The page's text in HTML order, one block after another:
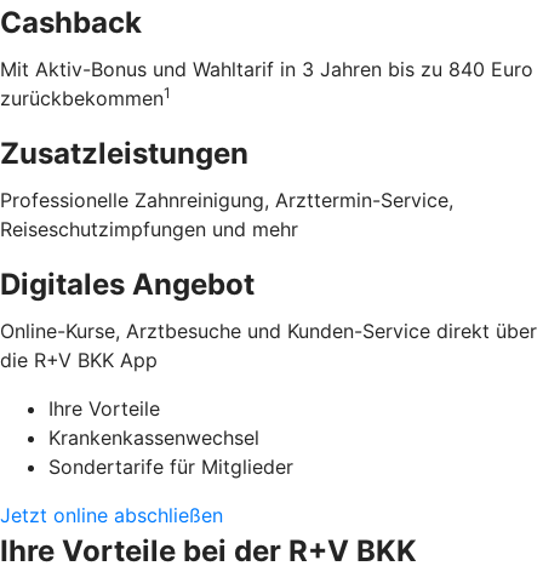
Cashback
Mit Aktiv-Bonus und Wahltarif in 3 Jahren bis zu 840 Euro
zurückbekommen1
Zusatzleistungen
Professionelle Zahnreinigung, Arzttermin-Service,
Reiseschutzimpfungen und mehr
Digitales Angebot
Online-Kurse, Arztbesuche und Kunden-Service direkt über
die R+V BKK App
Ihre Vorteile
Krankenkassenwechsel
Sondertarife für Mitglieder
Jetzt online abschließen
Ihre Vorteile bei der R+V BKK